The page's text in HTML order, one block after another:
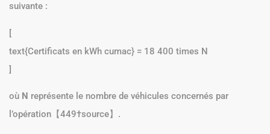
suivante :
[
text{Certificats en kWh cumac} = 18 400 times N
]
où N représente le nombre de véhicules concernés par
l’opération【449†source】.